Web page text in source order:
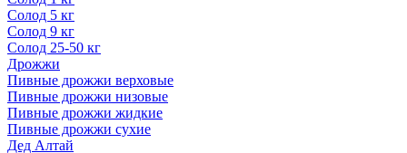
Солод 5 кг
Солод 9 кг
Солод 25-50 кг
Дрожжи
Пивные дрожжи верховые
Пивные дрожжи низовые
Пивные дрожжи жидкие
Пивные дрожжи сухие
Дед Алтай